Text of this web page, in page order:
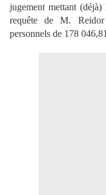
jugement mettant
requête de M.
personnels de 178